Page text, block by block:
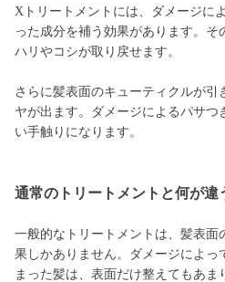
Xトリートメントには、ダメージに
った成分を補う効果があります。そ
ハリやコシが取り戻せます。
さらに髪表面のキューティクルが引
ヤが出ます。ダメージによるパサつ
い手触りになります。
通常のトリートメントと何が違
一般的なトリートメントは、髪表面
果しかありません。ダメージによっ
まった髪は、表面だけ整えてもあま